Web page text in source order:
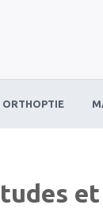
ORTHOPTIE